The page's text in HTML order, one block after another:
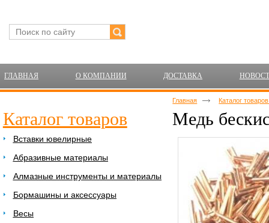
ГЛАВНАЯ О КОМПАНИИ ДОСТАВКА
Каталог товаров
Вставки ювелирные
Абразивные материалы
Алмазные инструменты и материалы
Бормашины и аксессуары
Весы
Главная Каталог
Медь